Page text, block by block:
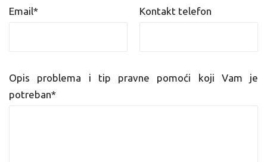
Email* Kontakt telefon
Opis problema i tip pravne pomoći koji Vam je
potreban*